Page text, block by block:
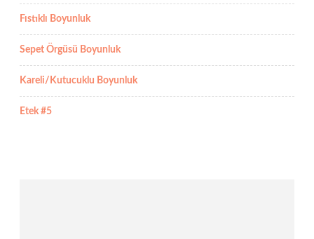
Fıstıklı Boyunluk
Sepet Örgüsü Boyunluk
Kareli/Kutucuklu Boyunluk
Etek #5